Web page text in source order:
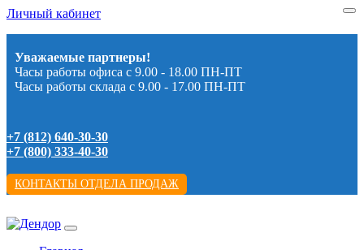
Личный кабинет
Уважаемые партнеры!
Часы работы офиса с 9.00 - 18.00 ПН-ПТ
Часы работы склада с 9.00 - 17.00 ПН-ПТ
+7 (812) 640-30-30
+7 (800) 333-40-30
КОНТАКТЫ ОТДЕЛА ПРОДАЖ